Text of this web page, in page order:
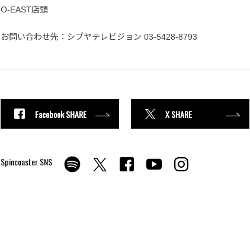
O-EAST店頭
お問い合わせ先：シブヤテレビジョン 03-5428-8793
Facebook SHARE X SHARE
Spincoaster SNS